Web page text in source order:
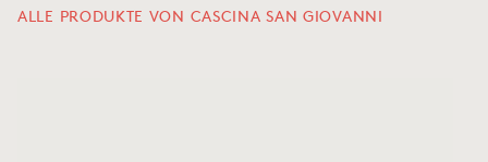
ALLE PRODUKTE VON CASCINA SAN GIOVANNI